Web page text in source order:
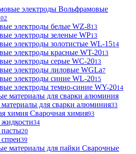
Вольфрамовые
электроды белые WZ-813
электроды зеленые WP13
электроды золотистые WL-1514
электроды красные WT-2013
электроды серые WC-2013
электроды лиловые WGLa7
электроды синие WL-2015
электроды темно-синие WY-2014
для сварки алюминия33
Сварочная химия93
34
20
39
Сварочные